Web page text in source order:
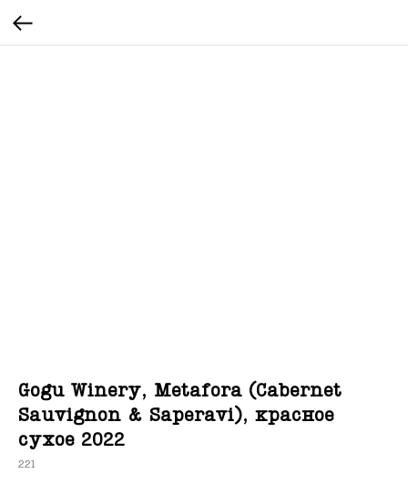
Gogu Winery, Metafora (Cabernet
Sauvignon & Saperavi), красное
сухое 2022
221